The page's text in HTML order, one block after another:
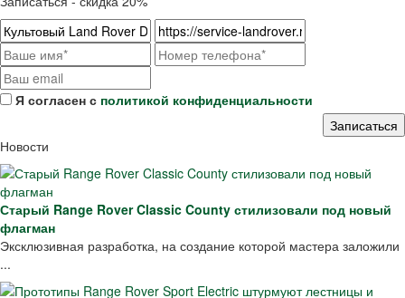
Я согласен с политикой конфиденциальности
Новости
Старый Range Rover Classic County стилизовали под новый
флагман
Эксклюзивная разработка, на создание которой мастера заложили
...